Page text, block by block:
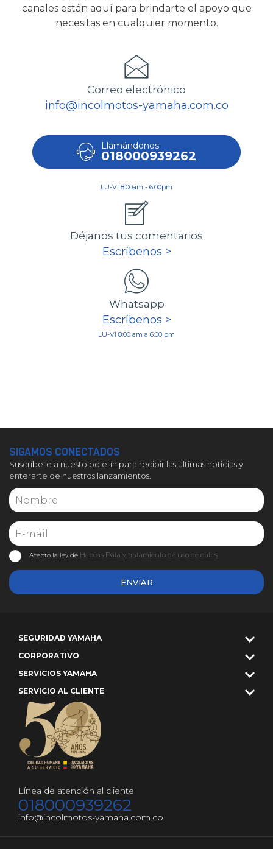
canales están aquí para brindarte el apoyo que
necesitas en cualquier momento.
Correo electrónico
info@incolmotos-yamaha.com.co
Llamándonos
018000939262
LU-VI 8:00am - 6:00pm
Déjanos tus comentarios
Escríbenos >
Whatsapp
Escríbenos >
LU-VI 8:00 am a 6:00 pm
SIGAMOS CONECTADOS
Suscríbete a nuesto boletín para recibir las ultimas noticias y
enterarte de nuestros lanzamientos.
ENVIAR
Acepto la ley de Habeas Data y tratamiento de uso de datos
SEGURIDAD YAMAHA
CORPORATIVO
SERVICIOS YAMAHA
SERVICIO AL CLIENTE
Línea de atención al cliente
018000939262
info@incolmotos-yamaha.com.co